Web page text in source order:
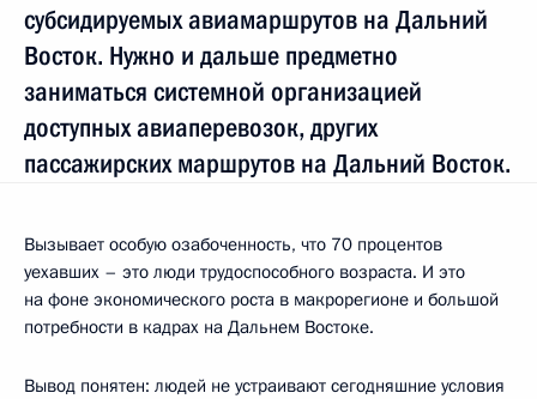
субсидируемых авиамаршрутов на Дальний
Восток. Нужно и дальше предметно
заниматься системной организацией
доступных авиаперевозок, других
пассажирских маршрутов на Дальний Восток.
Вызывает особую озабоченность, что 70 процентов
уехавших – это люди трудоспособного возраста. И это
на фоне экономического роста в макрорегионе и большой
потребности в кадрах на Дальнем Востоке.
Вывод понятен: людей не устраивают сегодняшние условия